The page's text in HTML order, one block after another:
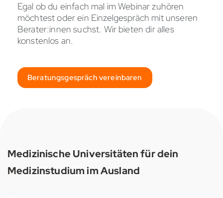
Egal ob du einfach mal im Webinar zuhören
möchtest oder ein Einzelgespräch mit unseren
Berater:innen suchst. Wir bieten dir alles
konstenlos an.
Beratungsgespräch vereinbaren
Medizinische Universitäten für dein
Medizinstudium im Ausland